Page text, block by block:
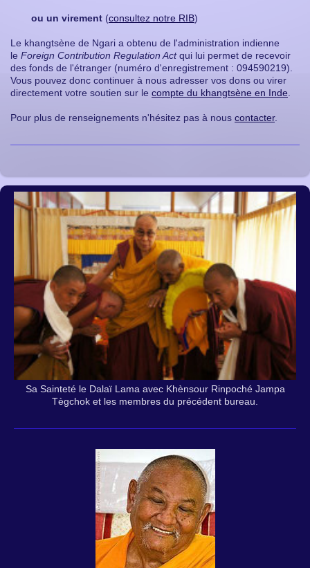
ou un virement (consultez notre RIB)
Le khangtsène de Ngari a obtenu de l'administration indienne
le Foreign Contribution Regulation Actqui lui permet de recevoir
des fonds de l'étranger (numéro d'enregistrement : 094590219).
Vous pouvez donc continuer à nous adresser vos dons ou virer
directement votre soutien sur le compte du khangtsène en Inde.
Pour plus de renseignements n'hésitez pas à nous contacter.
Sa Sainteté le Dalaï Lama avec Khènsour Rinpoché Jampa
Tègchok et les membres du précédent bureau.